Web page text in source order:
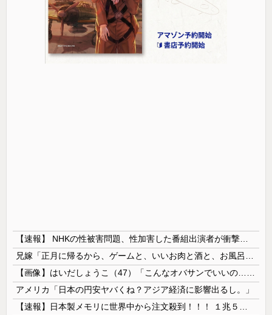
アメリカ「日本の円安ヤバくね？アジア経済に影響出るし。」